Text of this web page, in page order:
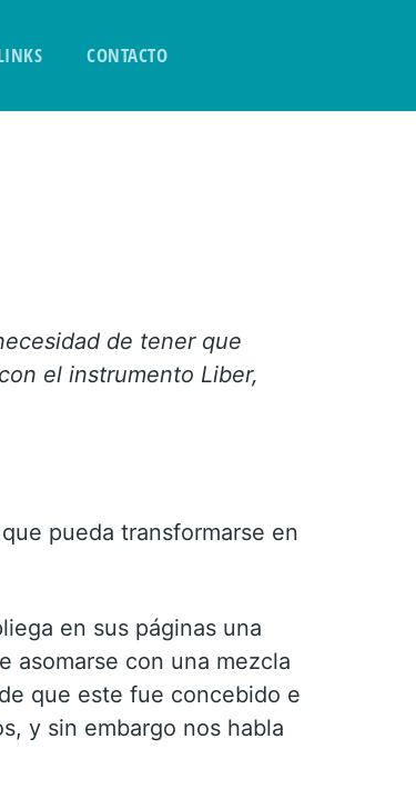
CONTACTO
de tener que
el instrumento Liber,
pueda transformarse en
en sus páginas una
asomarse con una mezcla
que este fue concebido e
y sin embargo nos habla